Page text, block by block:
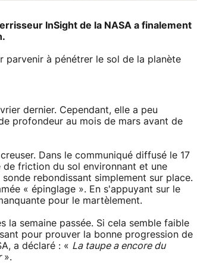
InSight de la NASA a finalement
parvenir à pénétrer le sol de la planète
dernier. Cependant, elle a peu
profondeur au mois de mars avant de
Dans le communiqué diffusé le 17
friction du sol environnant et une
rebondissant simplement sur place.
« épinglage ». En s'appuyant sur le
pour le martèlement.
la semaine passée. Si cela semble faible
pour prouver la bonne progression de
a déclaré : « La taupe a encore du
».